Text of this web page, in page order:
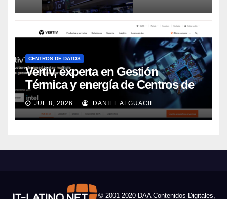
CENTROS DE DATOS
Vertiv, experta en Gestión
Térmica y energía de Centros de
Datos, sigue su crecimiento
imparable
JUL 8, 2026 DANIEL ALGUACIL
© 2001-2020 DAA Contenidos Digitales,